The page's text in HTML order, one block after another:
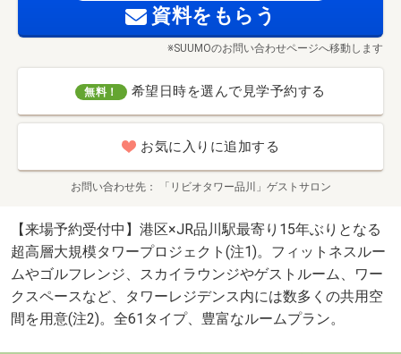
資料をもらう
※SUUMOのお問い合わせページへ移動します
無料！ 希望日時を選んで見学予約する
お気に入りに追加する
お問い合わせ先 「リビオタワー品川」ゲストサロン
【来場予約受付中】港区×JR品川駅最寄り15年ぶりとなる
超高層大規模タワープロジェクト(注1)。フィットネスルー
ムやゴルフレンジ、スカイラウンジやゲストルーム、ワー
クスペースなど、タワーレジデンス内には数多くの共用空
間を用意(注2)。全61タイプ、豊富なルームプラン。